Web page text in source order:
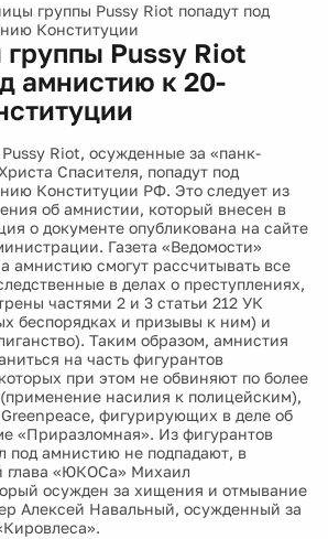
группы Pussy Riot попадут под
Конституции
Pussy Riot
амнистию к 20-
Riot, осужденные за «панк-
Спасителя, попадут под
Конституции РФ. Это следует из
об амнистии, который внесен в
о документе опубликована на сайте
Газета «Ведомости»
амнистию смогут рассчитывать все
в делах о преступлениях,
частями 2 и 3 статьи 212 УК
беспорядках и призывы к ним) и
Таким образом, амнистия
на часть фигурантов
при этом не обвиняют по более
насилия к полицейским),
фигурирующих в деле об
«Приразломная». Из фигурантов
под амнистию не подпадают, в
глава «ЮКОСа» Михаил
осужден за хищения и отмывание
Алексей Навальный, осужденный за